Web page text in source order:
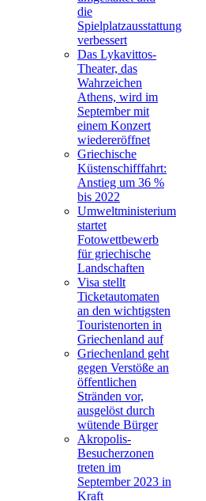
die
Spielplatzausstattung
verbessert
Das Lykavittos-
Theater, das
Wahrzeichen
Athens, wird im
September mit
einem Konzert
wiedereröffnet
Griechische
Küstenschifffahrt:
Anstieg um 36 %
bis 2022
Umweltministerium
startet
Fotowettbewerb
für griechische
Landschaften
Visa stellt
Ticketautomaten
an den wichtigsten
Touristenorten in
Griechenland auf
Griechenland geht
gegen Verstöße an
öffentlichen
Stränden vor,
ausgelöst durch
wütende Bürger
Akropolis-
Besucherzonen
treten im
September 2023 in
Kraft